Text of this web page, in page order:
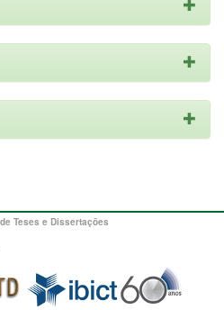
Teses e Dissertações